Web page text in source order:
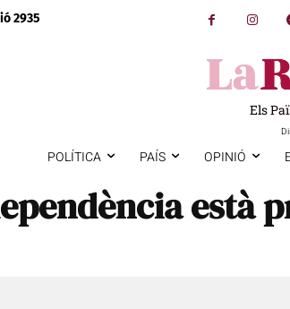
2935
Els
POLÍTICA PAÍS OPINIÓ
està